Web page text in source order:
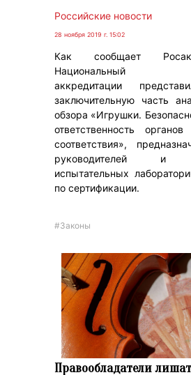
Российские новости
28 ноября 2019 г. 15:02
Как сообщает
Национальный
аккредитации
заключительную часть
обзора «Игрушки.
ответственность
соответствия»,
руководителей и
испытательных
по сертификации.
#Законы
Правообладатели